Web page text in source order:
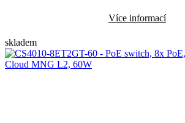
Více informací
skladem